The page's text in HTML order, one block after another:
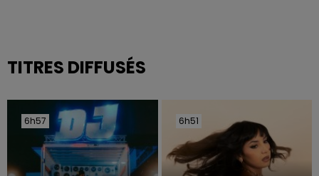
TITRES DIFFUSÉS
6h57
6h57 6h51
6h51